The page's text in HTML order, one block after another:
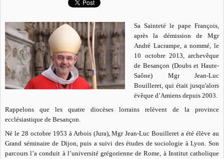
Sa Sainteté le pape François,
après la démission de Mgr
André Lacrampe, a nommé, le
10 octobre 2013, archevêque
de Besançon (Doubs et Haute-
Saône) Mgr Jean-Luc
Bouilleret, qui était jusqu'alors
évêque d’Amiens depuis 2003.
Rappelons que les quatre diocèses lorrains relèvent de la province
ecclésiastique de Besançon.
Né le 28 octobre 1953 à Arbois (Jura), Mgr Jean-Luc Bouilleret a été élève au
Grand séminaire de Dijon, puis a suivi des études de sociologie à Lyon. Son
parcours l’a conduit à l’université grégorienne de Rome, à Institut catholique